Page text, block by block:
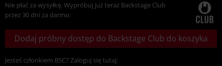
Nie płać za wysyłkę. Wypróbuj już teraz Backstage Club
przez 30 dni za darmo:
Dodaj próbny dostęp do Backstage Club do koszyka
Jesteś członkiem BSC? Zaloguj się tutaj: